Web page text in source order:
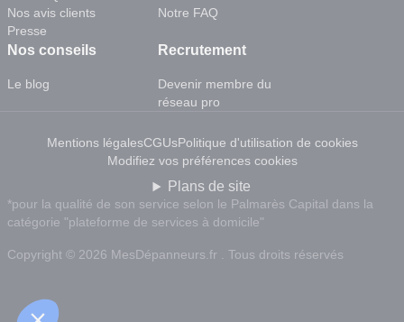
Nos avis clients
Presse
Notre FAQ
Nos conseils
Le blog
Recrutement
Devenir membre du
réseau pro
*pour la qualité de son service selon le Palmarès Capital dans la
catégorie "plateforme de services à domicile"
Copyright © 2026 MesDépanneurs.fr . Tous droits réservés
Mentions légalesCGUsPolitique d'utilisation de cookies
Modifiez vos préférences cookies
Plans de site